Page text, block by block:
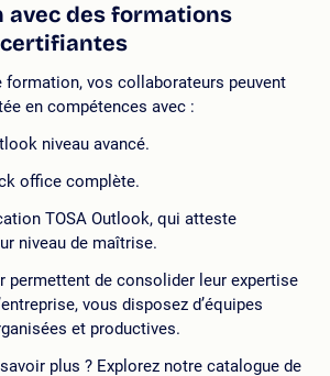
avec des formations
certifiantes
formation, vos collaborateurs peuvent
en compétences avec :
niveau avancé.
office complète.
TOSA Outlook, qui atteste
niveau de maîtrise.
permettent de consolider leur expertise
vous disposez d’équipes
et productives.
plus ? Explorez notre catalogue de